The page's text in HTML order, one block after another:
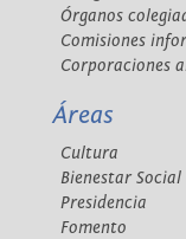
Órganos
Comisiones
Corporaciones
Áreas
Cultura
Bienestar Social
Presidencia
Fomento